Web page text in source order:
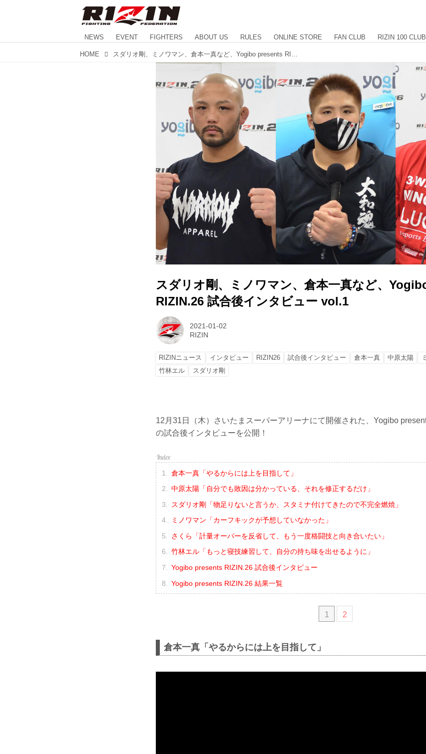
NEWS EVENT FIGHTERS ABOUT US RULES ONLINE STORE FAN CLUB RIZIN 100 CLUB
HOME
スダリオ剛、ミノワマン、倉本一真など、
RIZIN.26 試合後インタビュー vol.1
2021-01-02
RIZIN
RIZINニュース インタビュー RIZIN26 試合後インタビュー 倉本一真 中原太陽
竹林エル
スダリオ剛
12月31日（木）さいたまスーパーアリーナにて開催された、Yogibo
の試合後インタビューを公開！
倉本一真「やるからには上を目指して」
中原太陽「自分でも敗因は分かっている、それを修正するだけ」
スダリオ剛「物足りないと言うか、スタミナ付けてきたので不完全燃焼」
ミノワマン「カーフキックが予想していなかった」
さくら「計量オーバーを反省して、もう一度格闘技と向き合いたい」
竹林エル「もっと寝技練習して、自分の持ち味を出せるように」
Yogibo presents RIZIN.26 試合後インタビュー
Yogibo presents RIZIN.26 結果一覧
1 2
倉本一真「やるからには上を目指して」